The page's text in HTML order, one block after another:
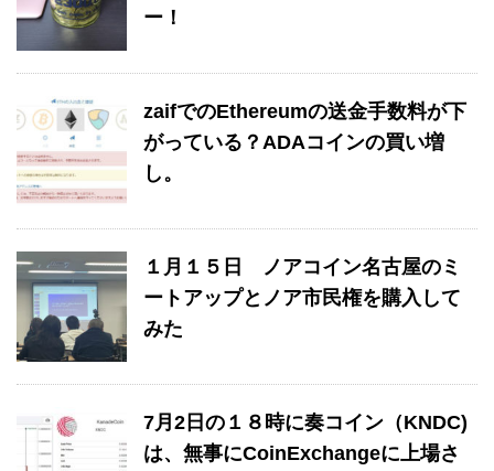
ー！
zaifでのEthereumの送金手数料が下
がっている？ADAコインの買い増
し。
１月１５日 ノアコイン名古屋のミ
ートアップとノア市民権を購入して
みた
7月2日の１８時に奏コイン（KNDC)
は、無事にCoinExchangeに上場さ